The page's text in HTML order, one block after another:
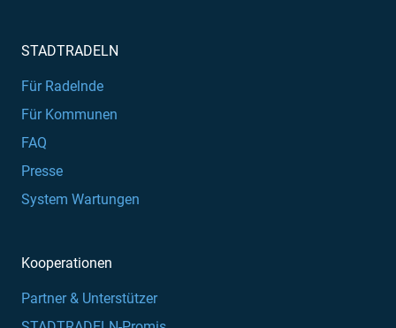
STADTRADELN
Für Radelnde
Für Kommunen
FAQ
Presse
System Wartungen
Kooperationen
Partner & Unterstützer